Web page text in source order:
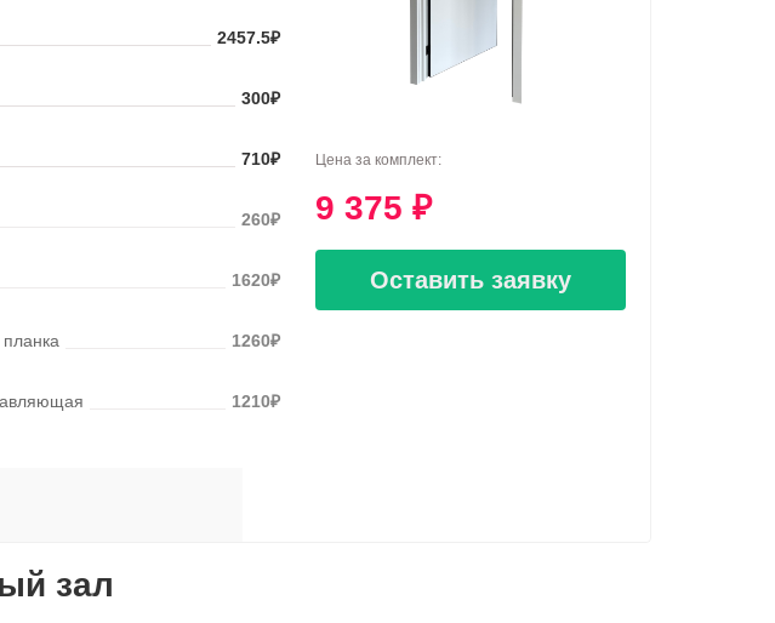
2457.5₽
300₽
710₽
260₽
1620₽
1260₽
1210₽
Цена за комплект:
9 375 ₽
Оставить заявку
зал